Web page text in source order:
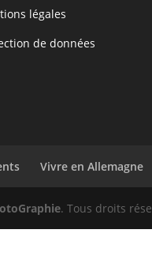
légales
de données
Vivre en Allemagne
. Tous droits